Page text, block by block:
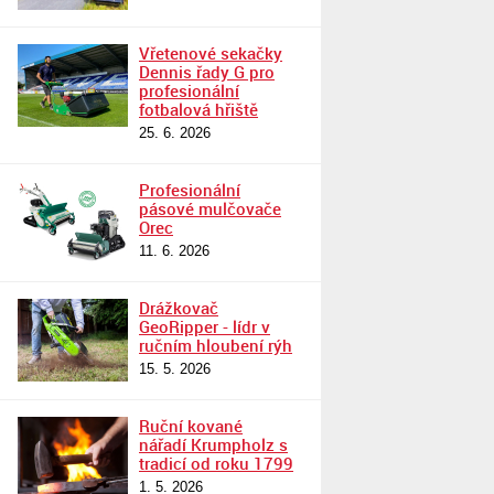
Vřetenové sekačky
Dennis řady G pro
profesionální
fotbalová hřiště
25. 6. 2026
Profesionální
pásové mulčovače
Orec
11. 6. 2026
Drážkovač
GeoRipper - lídr v
ručním hloubení rýh
15. 5. 2026
Ruční kované
nářadí Krumpholz s
tradicí od roku 1799
1. 5. 2026